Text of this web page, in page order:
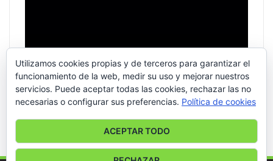
00:56
Utilizamos cookies propias y de terceros para garantizar el
funcionamiento de la web, medir su uso y mejorar nuestros
servicios. Puede aceptar todas las cookies, rechazar las no
necesarias o configurar sus preferencias. Política de cookies
ACEPTAR TODO